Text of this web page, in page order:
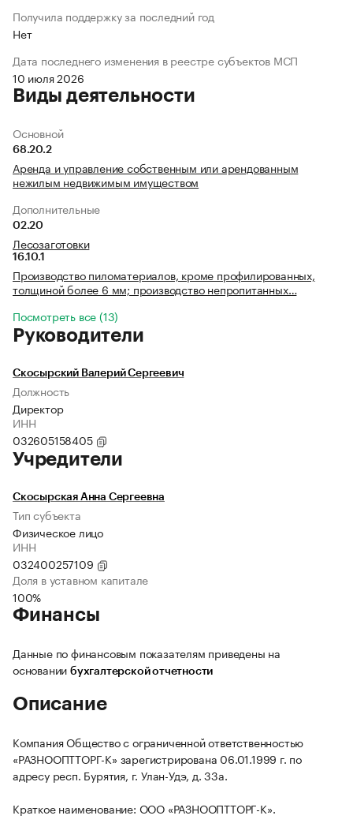
Получила поддержку за последний год
Нет
Дата последнего изменения в реестре субъектов МСП
10 июля 2026
Виды деятельности
Основной
68.20.2
Аренда и управление собственным или арендованным
нежилым недвижимым имуществом
Дополнительные
02.20
Лесозаготовки
16.10.1
Производство пиломатериалов, кроме профилированных,
толщиной более 6 мм; производство непропитанных…
Посмотреть все (13)
Руководители
Скосырский Валерий Сергеевич
Должность
Директор
ИНН
032605158405
Учредители
Скосырская Анна Сергеевна
Тип субъекта
Физическое лицо
ИНН
032400257109
Доля в уставном капитале
100%
Финансы
Данные по финансовым показателям приведены на
основании бухгалтерской отчетности
Описание
Компания Общество с ограниченной ответственностью
«РАЗНООПТТОРГ-К» зарегистрирована 06.01.1999 г. по
адресу респ. Бурятия, г. Улан-Удэ, д. 33а.
Краткое наименование: ООО «РАЗНООПТТОРГ-К».